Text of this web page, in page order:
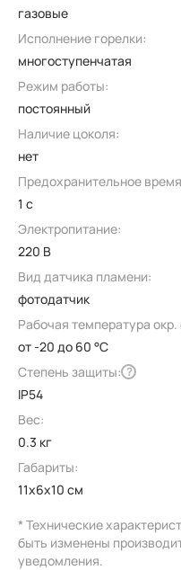
газовые
Исполнение горелки:
многоступенчатая
Режим работы:
постоянный
Наличие цоколя:
нет
Предохранительное
1 с
Электропитание:
220 В
Вид датчика пламени:
фотодатчик
Рабочая температура
от -20 до 60 °C
Степень защиты: ?
IP54
Вес:
0.3 кг
Габариты:
11x6x10 см
* Технические
быть изменены
уведомления.